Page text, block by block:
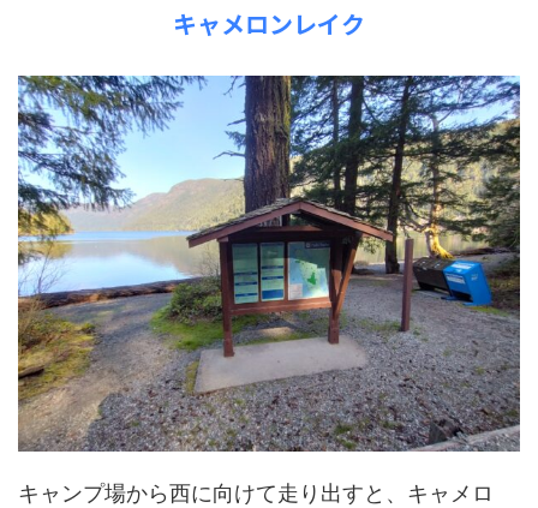
キャメロンレイク
キャンプ場から西に向けて走り出すと、キャメロ